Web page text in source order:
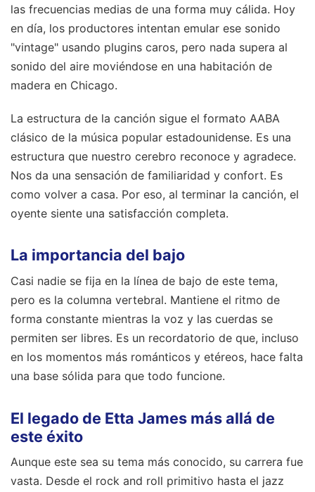
las frecuencias medias de una forma muy cálida. Hoy
en día, los productores intentan emular ese sonido
"vintage" usando plugins caros, pero nada supera al
sonido del aire moviéndose en una habitación de
madera en Chicago.
La estructura de la canción sigue el formato AABA
clásico de la música popular estadounidense. Es una
estructura que nuestro cerebro reconoce y agradece.
Nos da una sensación de familiaridad y confort. Es
como volver a casa. Por eso, al terminar la canción, el
oyente siente una satisfacción completa.
La importancia del bajo
Casi nadie se fija en la línea de bajo de este tema,
pero es la columna vertebral. Mantiene el ritmo de
forma constante mientras la voz y las cuerdas se
permiten ser libres. Es un recordatorio de que, incluso
en los momentos más románticos y etéreos, hace falta
una base sólida para que todo funcione.
El legado de Etta James más allá de
este éxito
Aunque este sea su tema más conocido, su carrera fue
vasta. Desde el rock and roll primitivo hasta el jazz